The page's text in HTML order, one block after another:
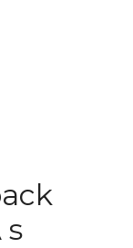
s